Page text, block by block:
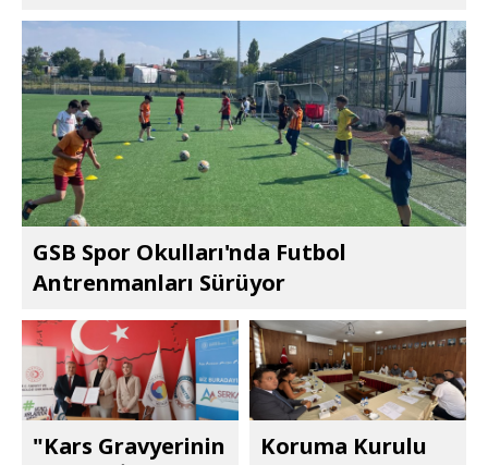
GSB Spor Okulları'nda Futbol
Antrenmanları Sürüyor
"Kars Gravyerinin
Koruma Kurulu